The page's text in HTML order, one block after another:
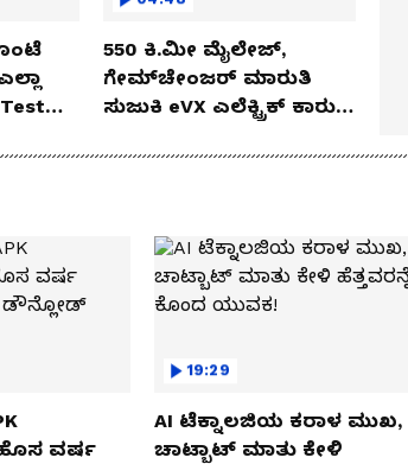
550 ಕಿ.ಮೀ ಮೈಲೇಜ್,
ಗೇಮ್‌ಚೇಂಜರ್ ಮಾರುತಿ
ಸುಜುಕಿ eVX ಎಲೆಕ್ಟ್ರಿಕ್ ಕಾರು
ವರ್ಷ
19:29
AI ಟೆಕ್ನಾಲಜಿಯ ಕರಾಳ ಮುಖ,
ಚಾಟ್ಬಾಟ್ ಮಾತು ಕೇಳಿ